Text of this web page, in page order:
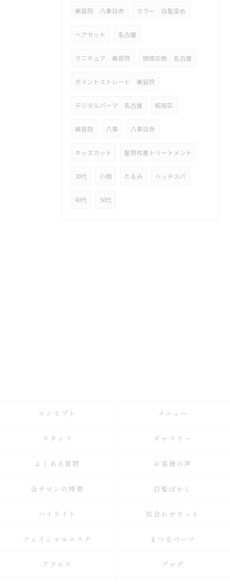
美容院 八事日赤 カラー 白髪染め
ヘアセット 名古屋
マニキュア 美容院 頭皮診断 名古屋
ポイントストレート 美容院
デジタルパーマ 名古屋 昭和区
美容院 八事 八事日赤
キッズカット 髪質改善トリートメント
30代 小顔 たるみ ヘッドスパ
40代 50代
コンセプト メニュー
スタッフ ギャラリー
よくある質問 お客様の声
当サロンの特徴 白髪ぼかし
ハイライト 似合わせカット
フェイシャルエステ まつ毛パーマ
アクセス ブログ